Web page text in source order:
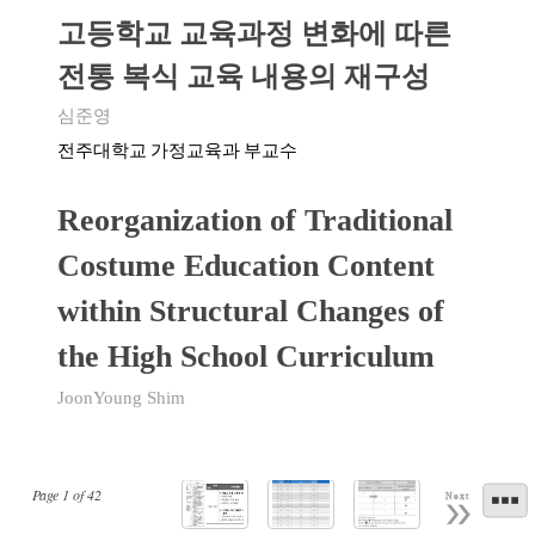
Page 1 of42 Next
고등학교 교육과정 변화에 따른
전통 복식 교육 내용의 재구성
심준영
전주대학교 가정교육과 부교수
Reorganization of Traditional
Costume Education Content
within Structural Changes of
the High School Curriculum
JoonYoung Shim